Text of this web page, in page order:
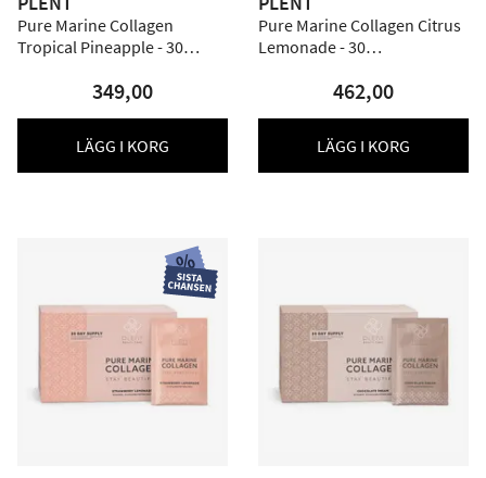
Pure Marine Collagen
Tropical Pineapple - 30
349,00
LÄGG I KORG
Pure Marine Collagen Citrus
Lemonade - 30
462,00
LÄGG I KORG